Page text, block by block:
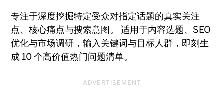
专注于深度挖掘特定受众对指定话题的真实关注
点、核心痛点与搜索意图。 适用于内容选题、SEO
优化与市场调研，输入关键词与目标人群，即刻生
成 10 个高价值热门问题清单。
ADVERTISEMENT